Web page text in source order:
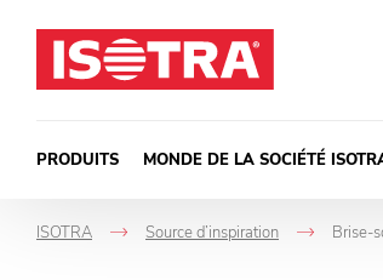
PRODUITS MONDE DE LA SOCIÉTÉ
ISOTRA
->
Source d’inspiration Brise-